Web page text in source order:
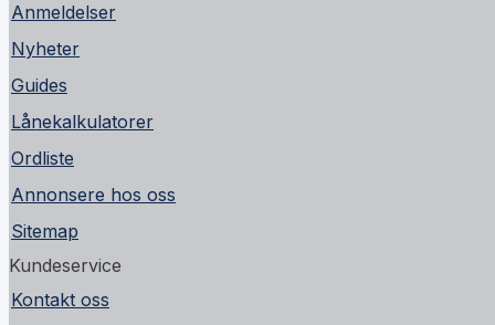
Anmeldelser
Nyheter
Guides
Lånekalkulatorer
Ordliste
Annonsere hos oss
Sitemap
Kundeservice
Kontakt oss